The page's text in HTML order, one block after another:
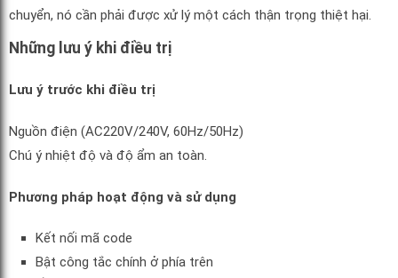
chuyển, nó cần phải được xử lý một cách thận trọng thiệt hại.
Những lưu ý khi điều trị
Lưu ý trước khi điều trị
Nguồn điện (AC220V/240V, 60Hz/50Hz)
Chú ý nhiệt độ và độ ẩm an toàn.
Phương pháp hoạt động và sử dụng
Kết nối mã code
Bật công tắc chính ở phía trên